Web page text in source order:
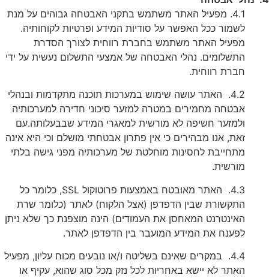
4.1. מפעיל האתר משתמש בתקני האבטחה גבוהים על מנת
לשמור ככל האפשר על סודיות המידע ופרטיות לקוחותיה.
מפעיל האתר משתמש בחברת רווחית לצורך הסדרת
התשלומים. נהלי האבטחה של אמצעי התשלום נעשית על ידי
חברת רווחית.
4.2. האתר עושה שימוש במערכות תוכנה מתקדמות ובנהלי
אבטחה מחמירים במטרה למזער סיכוני חדירה למערכותיה
ולמזער חשיפה לא מורשית למאגרי המידע שבבעלותה.עם
זאת, אנו מבהירים כי אין פתרון אבטחתי מושלם וכי היא אינה
מתחייבת לחסינות מוחלטת של מערכותיה מפני גישה בלתי
מורשית.
4.3. האתר מאובטח באמצעות פרוטוקול SSL, כלומר כל
התקשורת שבין הדפדפן (אצל הלקוח) לאתר (כלומר שרת
האינטרנט המאחסן את העמודים) הינה מוצפנת כך שלא ניתן
לפענח את המידע המועבר בין הדפדפן לאתר.
4.4. במקרים שאינם בשליטה ו/או נובעים מכוח עליון, מפעיל
האתר לא יישא באחריות לכל נזק מכל סוג שהוא, עקיף או